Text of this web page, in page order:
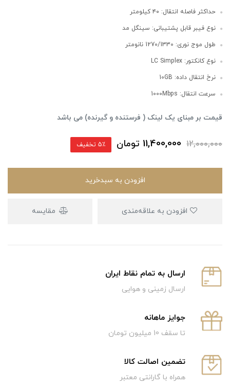
حداکثر فاصله انتقال: ۴۰ کیلومتر
نوع فیبر قابل پشتیبانی: سینگل مد
طول موج نوری: 1270/1330 نانومتر
نوع کانکتور: LC Simplex
نرخ انتقال داده: 10GB
سرعت انتقال: 1000Mbps
قیمت بر مبنای یک لینک ( فرستنده و گیرنده) می باشد
12,000,000
11,400,000 تومان 5٪ تخفیف
افزودن به سبدخرید
مقایسه
ارسال به تمام نقاط ایران
ارسال زمینی و هوایی
جوایز ماهانه
تا سقف 10 میلیون تومان
تضمین اصالت کالا
همراه با گارانتی معتبر